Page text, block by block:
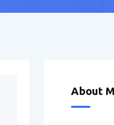
About